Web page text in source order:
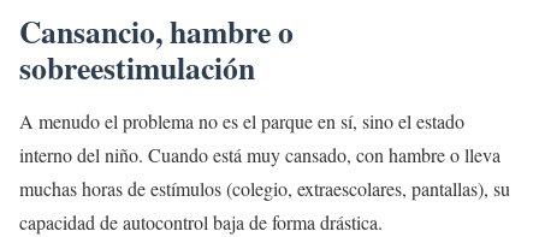
Cansancio, hambre o
sobreestimulación
A menudo el problema no es el parque en sí, sino el estado
interno del niño. Cuando está muy cansado, con hambre o lleva
muchas horas de estímulos (colegio, extraescolares, pantallas), su
capacidad de autocontrol baja de forma drástica.